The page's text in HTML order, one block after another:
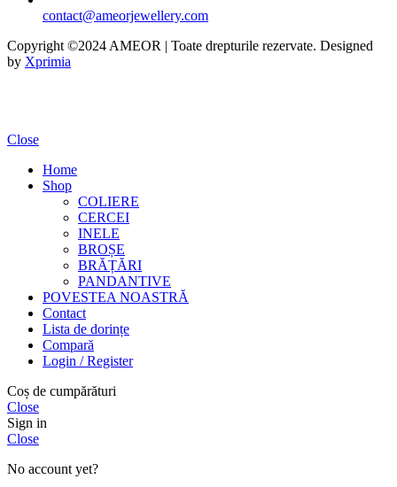
contact@ameorjewellery.com
Copyright ©2024 AMEOR | Toate drepturile rezervate. Designed
by Xprimia
Close
Home
Shop
COLIERE
CERCEI
INELE
BROȘE
BRĂȚĂRI
PANDANTIVE
POVESTEA NOASTRĂ
Contact
Lista de dorințe
Compară
Login / Register
Coș de cumpărături
Close
Sign in
Close
No account yet?